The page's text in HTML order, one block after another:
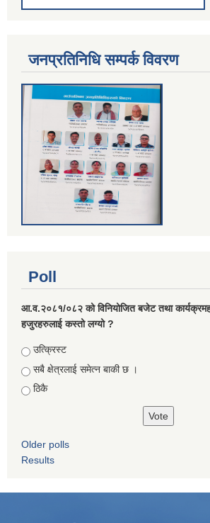
जनप्रतिनिधि सम्पर्क विवरण
Poll
आ.व.२०८१/०८२ को विनियोजित बजेट तथा
हजुरहरुलाई कस्तो लग्यो ?
Choices
उत्क्रिस्ट
सबै क्षेत्रलाई समेत्न बाकी छ ।
ठिकै
Older polls
Results